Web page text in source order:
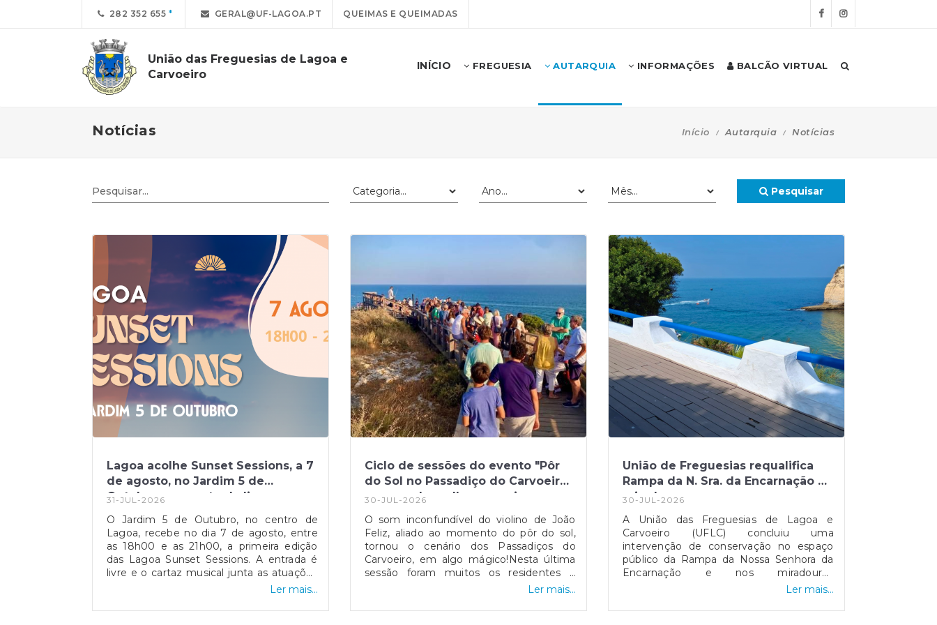
282 352 655 GERAL@UF-LAGOA.PT QUEIMAS E QUEIMADAS
União das Freguesias de Lagoa e
Carvoeiro
INÍCIO FREGUESIA AUTARQUIA INFORMAÇÕES BALCÃO VIRTUAL
Notícias Início Autarquia Notícias
Pesquisar
Lagoa acolhe Sunset Sessions, a 7
de agosto, no Jardim 5 de
Outubro, com entrada livre
31-JUL-2026
O Jardim 5 de Outubro, no centro de
Lagoa, recebe no dia 7 de agosto, entre
as 18h00 e as 21h00, a primeira edição
das Lagoa Sunset Sessions. A entrada é
livre e o cartaz musical junta as atuações
de Daniel Sax e de Deejay Cabrita,
quem vive ou visita a cidade.O evento é
Ler mais...
Ciclo de sessões do evento "Pôr
do Sol no Passadiço do Carvoeiro"
encerra da melhor maneira.
30-JUL-2026
O som inconfundível do violino de João
Feliz, aliado ao momento do pôr do sol,
tornou o cenário dos Passadiços do
Carvoeiro, em algo mágico!Nesta última
sessão foram muitos os residentes e
turistas que aproveitaram o final de tarde
de um excelente momento musical,
Ler mais...
União de Freguesias requalifica
Rampa da N. Sra. da Encarnação e
miradouros
30-JUL-2026
A União das Freguesias de Lagoa e
Carvoeiro (UFLC) concluiu uma
intervenção de conservação no espaço
público da Rampa da Nossa Senhora da
Encarnação e nos miradouros
envolventes, na vila do Carvoeiro.Os
muretas, guardas e outros elementos que
Ler mais...